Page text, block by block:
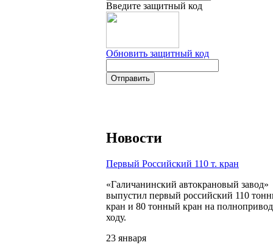
Введите защитный код
Обновить защитный код
Новости
Первый Российский 110 т. кран
«Галичанинский автокрановый завод»
выпустил первый российский 110
кран и 80 тонный кран на
ходу.
23 января